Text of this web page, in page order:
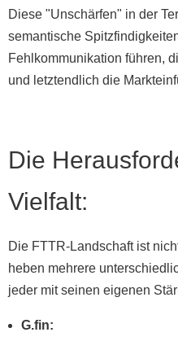
Diese "Unschärfen" in der
semantische
Fehlkommunikation führen,
und letztendlich die
Die
Vielfalt:
Die FTTR-Landschaft ist
heben mehrere
jeder mit seinen eigenen
G.fin: